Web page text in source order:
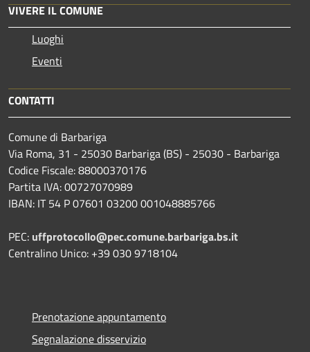
VIVERE IL COMUNE
Luoghi
Eventi
CONTATTI
Comune di Barbariga
Via Roma, 31 - 25030 Barbariga (BS) - 25030 - Barbariga
Codice Fiscale: 88000370176
Partita IVA: 00727070989
IBAN: IT 54 P 07601 03200 001048885766
PEC: uffprotocollo@pec.comune.barbariga.bs.it
Centralino Unico: +39 030 9718104
Prenotazione appuntamento
Segnalazione disservizio